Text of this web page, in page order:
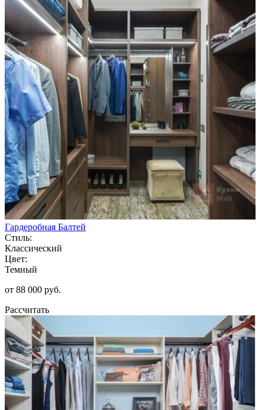
Гардеробная Балтей
Стиль:
Классический
Цвет:
Темный
от 88 000 руб.
Рассчитать